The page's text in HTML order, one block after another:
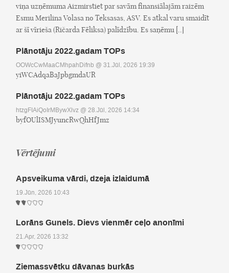
viņa uzņēmuma Aizmirstiet par savām finansiālajām raizēm
Esmu Merilina Volasa no Teksasas, ASV. Es atkal varu smaidīt
ar šī vīrieša (Ričarda Fēliksa) palīdzību. Es saņēmu [..]
Plānotāju 2022.gadam TOPs
OOWcCwMaaCMhpahDifnb @ 31.Jūl, 2026 19:39
yiWCAdqaBaJpbgmdaUR
Plānotāju 2022.gadam TOPs
htzgFIAiQoIrMBywXlvz @ 28.Jūl, 2026 14:34
byfOUlISMJyuncRwQhHfJmz
Vērtējumi
Apsveikuma vārdi, dzeja izlaidumā
19.Jūn, 2026 10:43
Lorāns Gunels. Dievs vienmēr ceļo anonīmi
21.Apr, 2026 13:32
Ziemassvētku dāvanas burkās